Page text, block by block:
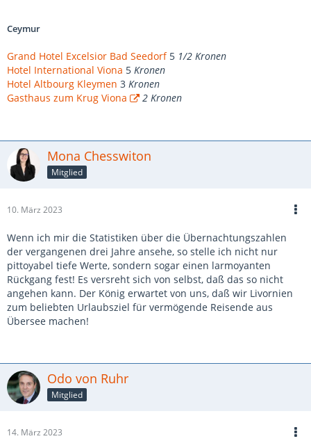
Ceymur
Grand Hotel Excelsior Bad Seedorf5 1/2 Kronen
Hotel International Viona 5 Kronen
Hotel Altbourg Kleymen 3 Kronen
Gasthaus zum Krug Viona
2 Kronen
Mona Chesswiton
Mitglied
10. März 2023
Wenn ich mir die Statistiken über die Übernachtungszahlen
der vergangenen drei Jahre ansehe, so stelle ich nicht nur
pittoyabel tiefe Werte, sondern sogar einen larmoyanten
Rückgang fest! Es versreht sich von selbst, daß das so nicht
angehen kann. Der König erwartet von uns, daß wir Livornien
zum beliebten Urlaubsziel für vermögende Reisende aus
Übersee machen!
Odo von Ruhr
Mitglied
14. März 2023